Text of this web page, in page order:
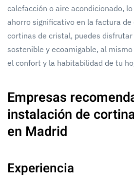
calefacción o aire acondicionado,
ahorro significativo en la factura de
cortinas de cristal, puedes
sostenible y ecoamigable, al
el confort y la habitabilidad de tu
Empresas
instalación de
en Madrid
Experiencia